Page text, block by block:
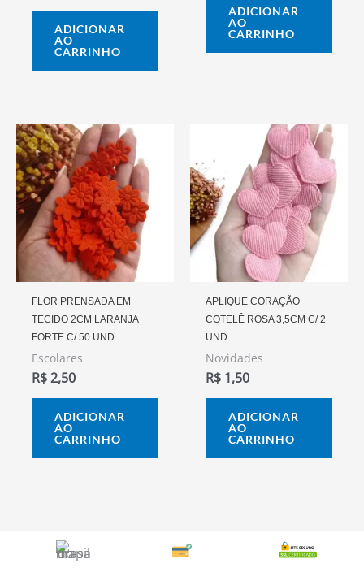
ADICIONAR
AO
CARRINHO
ADICIONAR
AO
CARRINHO
FLOR PRENSADA EM
TECIDO 2CM LARANJA
FORTE C/ 50 UND
Escolares
R$2,50
ADICIONAR
AO
CARRINHO
APLIQUE CORAÇÃO
COTELÊ ROSA 3,5CM C/ 2
UND
Novidades
R$ 1,50
ADICIONAR
AO
CARRINHO